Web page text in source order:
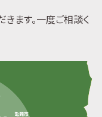
ます。一度ご相談く